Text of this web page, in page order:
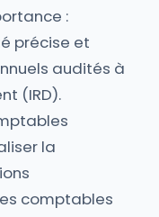
:
précise et
audités à
(IRD).
la
comptables